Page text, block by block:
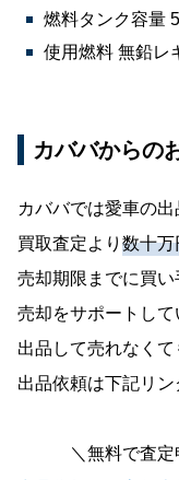
燃料タンク容量
使用燃料 無鉛レ
カババからの
カババでは愛車の
買取査定より 数十万
売却期限までに買
売却をサポートして
出品して売れなく
出品依頼は下記リン
＼無料で査定申